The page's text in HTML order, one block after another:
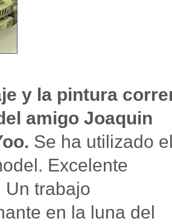
y la pintura
amigo Joaquin
Se ha utilizado
Excelente
Un trabajo
en la luna del